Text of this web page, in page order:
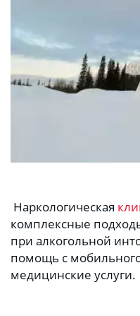
Наркологическая
комплексные
при алкогольной
помощь с
медицинские услуги.